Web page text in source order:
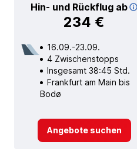
Hin- und Rückflug ab
234 €
16.09.-23.09.
4 Zwischenstopps
Insgesamt 38:45 Std.
Frankfurt am Main bis
Bodø
Angebote suchen